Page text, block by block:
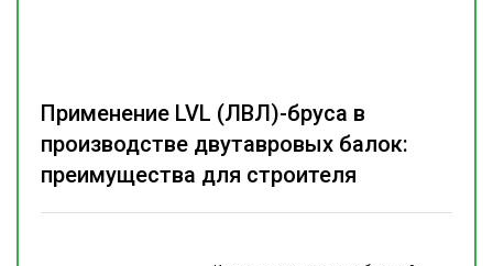
Применение LVL (ЛВЛ)-бруса в
производстве двутавровых балок:
преимущества для строителя